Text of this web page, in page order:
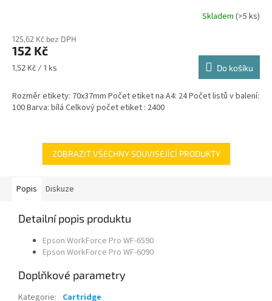
Skladem (>5 ks)
125,62 Kč bez DPH
152 Kč
Měrná
1,52 Kč / 1 ks Do košíku
Rozměr etikety: 70x37mm Počet etiket na A4: 24 Počet listů v balení:
100 Barva: bílá Celkový počet etiket : 2400
ZOBRAZIT VŠECHNY SOUVISEJÍCÍ PRODUKTY
Popis Diskuze
Detailní popis produktu
Epson WorkForce Pro WF-6590
Epson WorkForce Pro WF-6090
Doplňkové parametry
Kategorie: Cartridge